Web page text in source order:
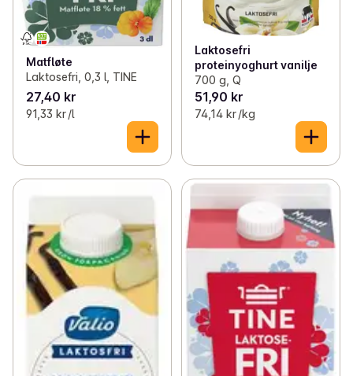
Matfløte
Laktosefri, 0,3 l, TINE
27,40 kr
91,33 kr /l
Laktosefri
proteinyoghurt vanilje
700 g, Q
51,90 kr
74,14 kr /kg